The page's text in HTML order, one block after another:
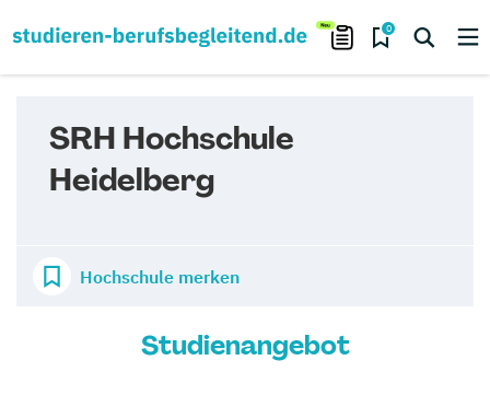
0
SRH Hochschule
Heidelberg
Hochschule merken
Studienangebot